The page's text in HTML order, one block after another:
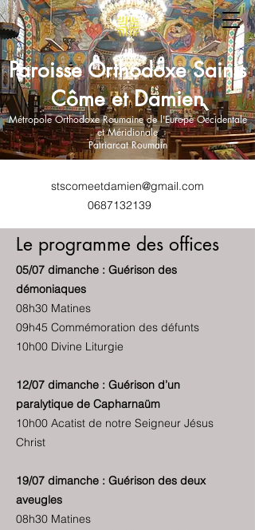
Paroisse Orthodoxe Saints
Côme et Damien
Métropole Orthodoxe Roumaine de l'Europe Occidentale
et Méridionale
Patriarcat Roumain
stscomeetdamien@gmail.com
0687132139
Le programme des offices
​05/07 dimanche : Guérison des
démoniaques
08h30 Matines
09h45 Commémoration des défunts
10h00 Divine Liturgie ​
12/07 dimanche : Guérison d’un
paralytique de Capharnaüm
10h00 Acatist de notre Seigneur Jésus
Christ
19/07 dimanche : Guérison des deux
aveugles
08h30 Matines